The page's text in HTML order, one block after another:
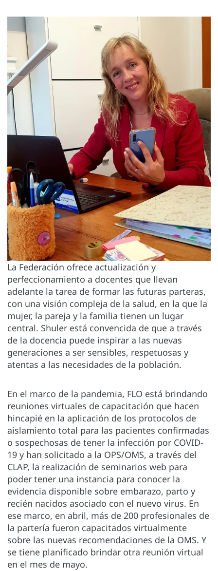
La Federación ofrece actualización y
perfeccionamiento a docentes que llevan
adelante la tarea de formar las futuras parteras,
con una visión compleja de la salud, en la que la
mujer, la pareja y la familia tienen un lugar
central. Shuler está convencida de que a través
de la docencia puede inspirar a las nuevas
generaciones a ser sensibles, respetuosas y
atentas a las necesidades de la población.
En el marco de la pandemia, FLO está brindando
reuniones virtuales de capacitación que hacen
hincapié en la aplicación de los protocolos de
aislamiento total para las pacientes confirmadas
o sospechosas de tener la infección por COVID-
19 y han solicitado a la OPS/OMS, a través del
CLAP, la realización de seminarios web para
poder tener una instancia para conocer la
evidencia disponible sobre embarazo, parto y
recién nacidos asociado con el nuevo virus. En
ese marco, en abril, más de 200 profesionales de
la partería fueron capacitados virtualmente
sobre las nuevas recomendaciones de la OMS. Y
se tiene planificado brindar otra reunión virtual
en el mes de mayo.